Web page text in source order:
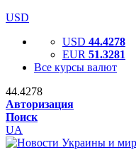
USD
USD 44.4278
EUR 51.3281
Все курсы валют
44.4278
Авторизация
Поиск
UA